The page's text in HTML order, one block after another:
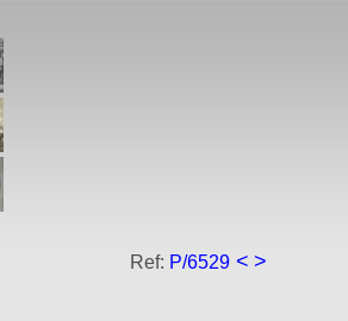
Ref: P/6529 < >